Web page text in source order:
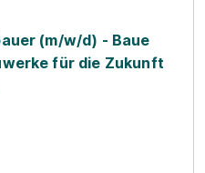
(m/w/d) - Baue
für die Zukunft